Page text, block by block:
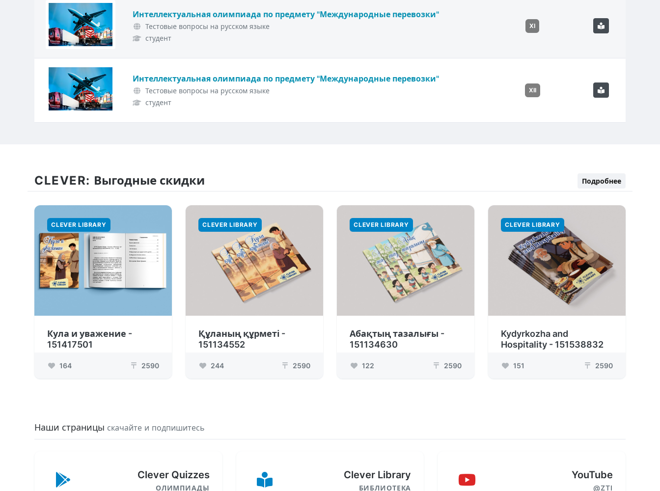
Интеллектуальная олимпиада по предмету "Международные перевозки"
Тестовые вопросы на русском языке
студент
XI
Интеллектуальная олимпиада по предмету "Международные перевозки"
Тестовые вопросы на русском языке
студент
XII
CLEVER: Выгодные скидки Подробнее
CLEVER LIBRARY
Кула и уважение -
151417501
164 ₸ 2590
CLEVER LIBRARY
Құланың құрметі -
151134552
244 ₸ 2590
CLEVER LIBRARY
Абақтың тазалығы -
151134630
122 ₸ 2590
CLEVER LIBRARY
Kydyrkozha and
Hospitality - 151538832
151 ₸ 2590
Наши страницы скачайте и подпишитесь
Clever Quizzes
ОЛИМПИАДЫ
Clever Library
БИБЛИОТЕКА
YouTube
@ZTI